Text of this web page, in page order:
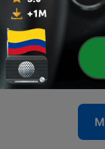
4 - El poder de la
10 ene. 2021
3 - El poder de la
10 ene. 2021